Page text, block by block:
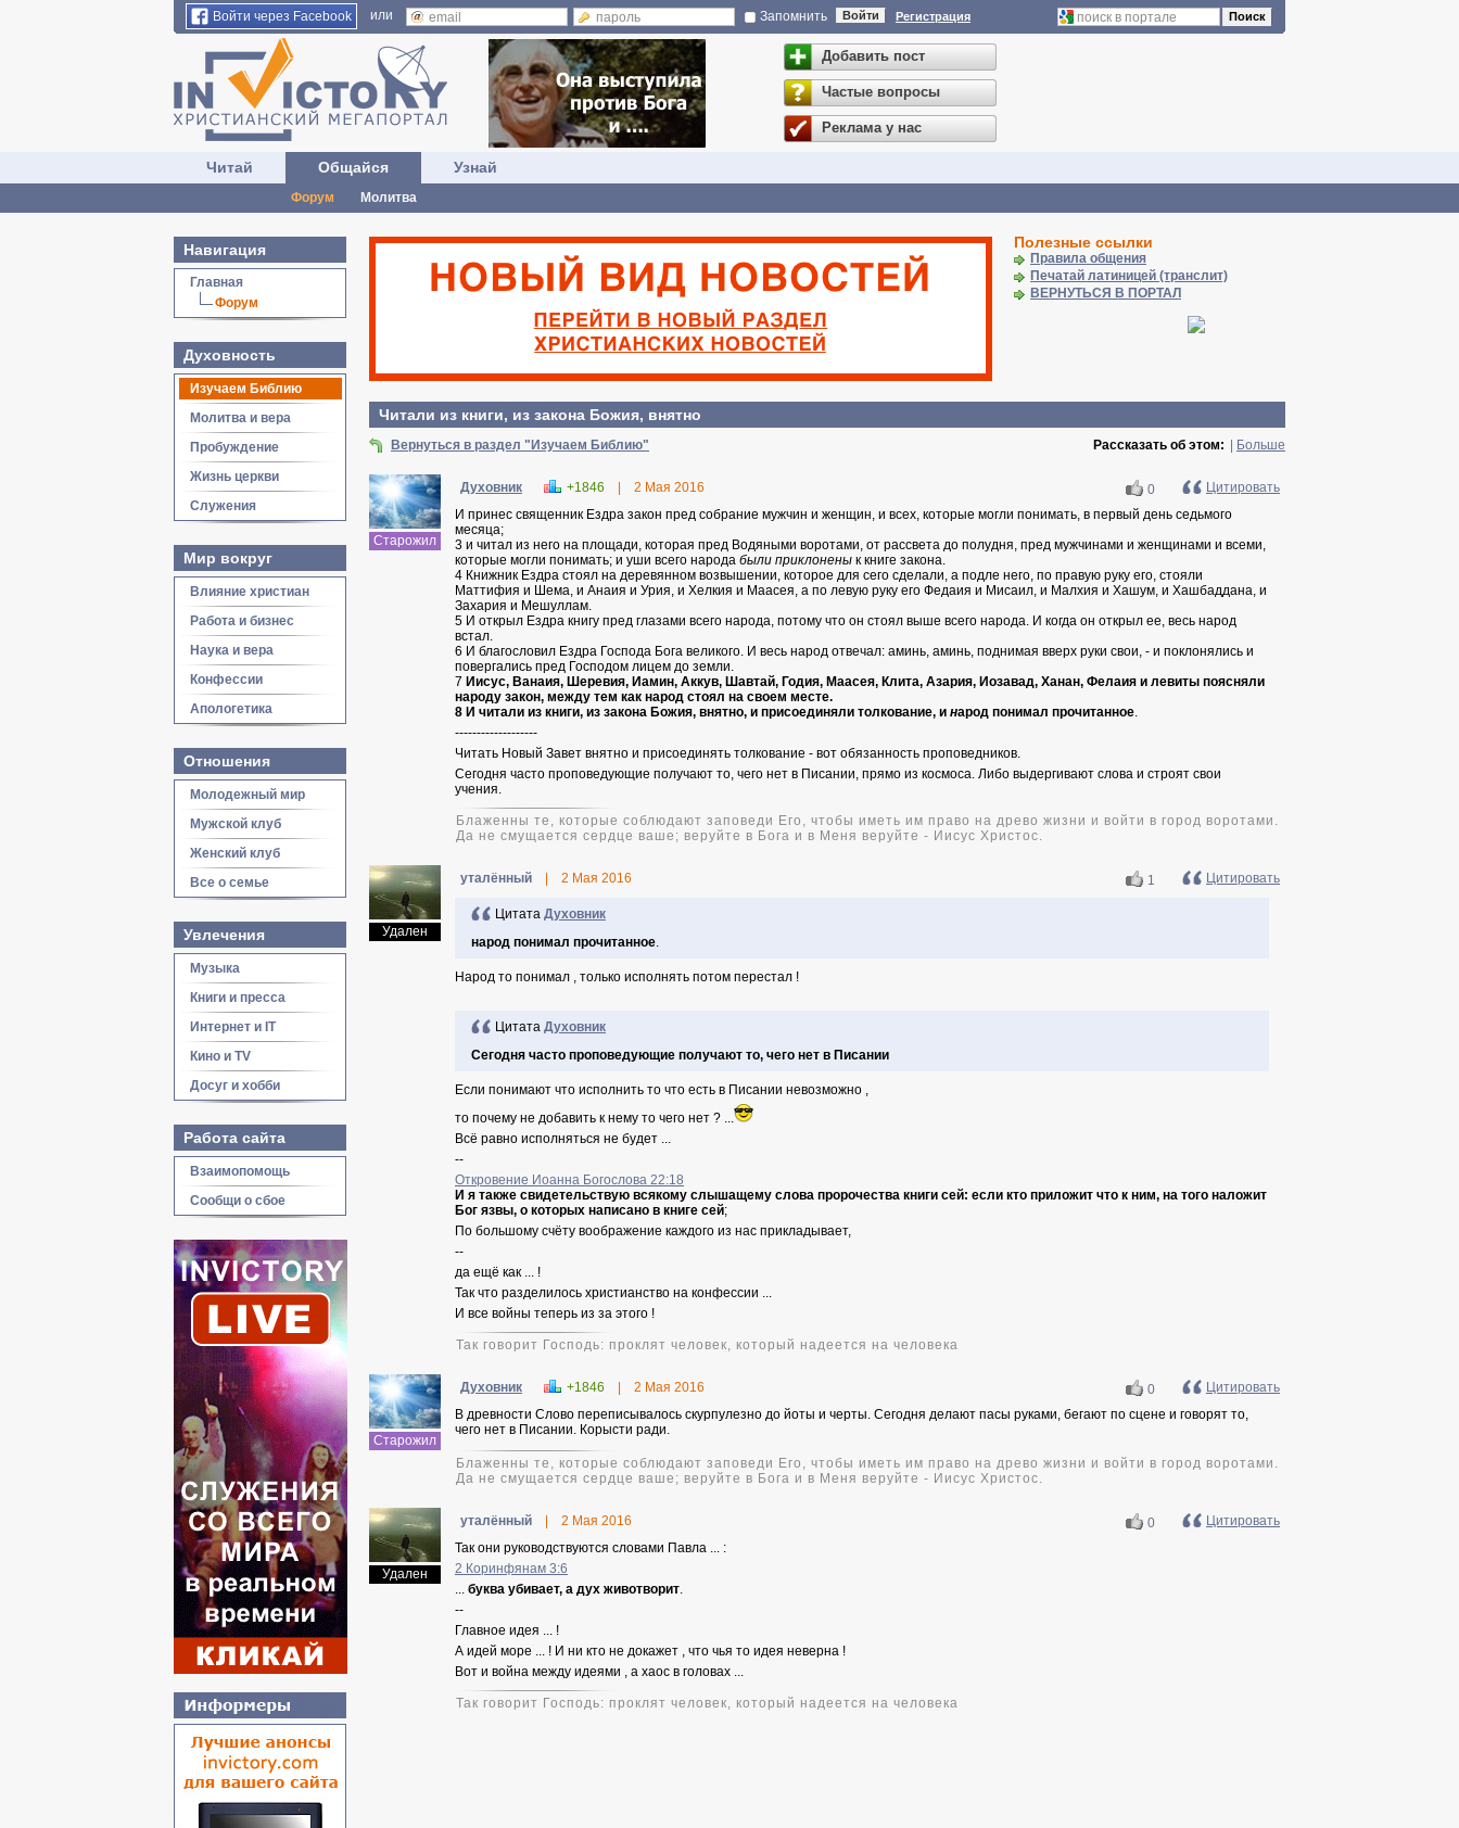
Войти через Facebook или Запомнить Войти Регистрация Поиск
Добавить пост
Частые вопросы
Реклама у нас
Читай Общайся
Форум Молитва
Узнай
Навигация
Главная
Форум
Духовность
Изучаем Библию
Молитва и вера
Пробуждение
Жизнь церкви
Служения
Мир вокруг
Влияние христиан
Работа и бизнес
Наука и вера
Конфессии
Апологетика
Отношения
Молодежный мир
Мужской клуб
Женский клуб
Все о семье
Увлечения
Музыка
Книги и пресса
Интернет и IT
Кино и TV
Досуг и хобби
Работа сайта
Взаимопомощь
Сообщи о сбое
Полезные ссылки
Правила общения
Печатай латиницей (транслит)
ВЕРНУТЬСЯ В ПОРТАЛ
Читали из книги, из закона Божия, внятно
Вернуться в раздел "Изучаем Библию" Больше
Рассказать об этом:
Старожил
Духовник +1846 2 Мая 2016 0
Цитировать
И принес священник Ездра закон пред собрание мужчин и женщин, и всех, которые могли понимать, в первый день седьмого
месяца;
3 и читал из него на площади, которая пред Водяными воротами, от рассвета до полудня, пред мужчинами и женщинами и всеми,
которые могли понимать; и уши всего народа были приклонены к книге закона.
4 Книжник Ездра стоял на деревянном возвышении, которое для сего сделали, а подле него, по правую руку его, стояли
Маттифия и Шема, и Анаия и Урия, и Хелкия и Маасея, а по левую руку его Федаия и Мисаил, и Малхия и Хашум, и Хашбаддана, и
Захария и Мешуллам.
5 И открыл Ездра книгу пред глазами всего народа, потому что он стоял выше всего народа. И когда он открыл ее, весь народ
встал.
6 И благословил Ездра Господа Бога великого. И весь народ отвечал: аминь, аминь, поднимая вверх руки свои, - и поклонялись и
повергались пред Господом лицем до земли.
7 Иисус, Ванаия, Шеревия, Иамин, Аккув, Шавтай, Годия, Маасея, Клита, Азария, Иозавад, Ханан, Фелаия и левиты поясняли
народу закон, между тем как народ стоял на своем месте.
8 И читали из книги, из закона Божия, внятно, и присоединяли толкование, и народ понимал прочитанное.
-------------------
Читать Новый Завет внятно и присоединять толкование - вот обязанность проповедников.
Сегодня часто проповедующие получают то, чего нет в Писании, прямо из космоса. Либо выдергивают слова и строят свои
учения.
Блаженны те, которые соблюдают заповеди Его, чтобы иметь им право на древо жизни и войти в город воротами.
Да не смущается сердце ваше; веруйте в Бога и в Меня веруйте - Иисус Христос.
Удален
уталённый 2 Мая 2016 1 Цитировать
Цитата Духовник
народ понимал прочитанное.
Народ то понимал , только исполнять потом перестал !
Цитата Духовник
Сегодня часто проповедующие получают то, чего нет в Писании
Если понимают что исполнить то что есть в Писании невозможно ,
то почему не добавить к нему то чего нет ? ...
Всё равно исполняться не будет ...
--
Откровение Иоанна Богослова 22:18
И я также свидетельствую всякому слышащему слова пророчества книги сей: если кто приложит что к ним, на того наложит
Бог язвы, о которых написано в книге сей;
По большому счёту воображение каждого из нас прикладывает,
--
да ещё как ... !
Так что разделилось христианство на конфессии ...
И все войны теперь из за этого !
Так говорит Господь: проклят человек, который надеется на человека
Старожил
Духовник +1846 2 Мая 2016 0
Цитировать
В древности Слово переписывалось скурпулезно до йоты и черты. Сегодня делают пасы руками, бегают по сцене и говорят то,
чего нет в Писании. Корысти ради.
Блаженны те, которые соблюдают заповеди Его, чтобы иметь им право на древо жизни и войти в город воротами.
Да не смущается сердце ваше; веруйте в Бога и в Меня веруйте - Иисус Христос.
Удален
уталённый 2 Мая 2016 0
Цитировать
Так они руководствуются словами Павла ... :
2 Коринфянам 3:6
... буква убивает, а дух животворит.
--
Главное идея ... !
А идей море ... ! И ни кто не докажет , что чья то идея неверна !
Вот и война между идеями , а хаос в головах ...
Так говорит Господь: проклят человек, который надеется на человека